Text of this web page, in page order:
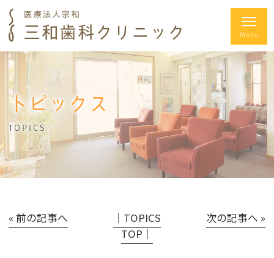
トピックス
TOPICS
« 前の記事へ
│TOPICS
TOP│
次の記事へ »